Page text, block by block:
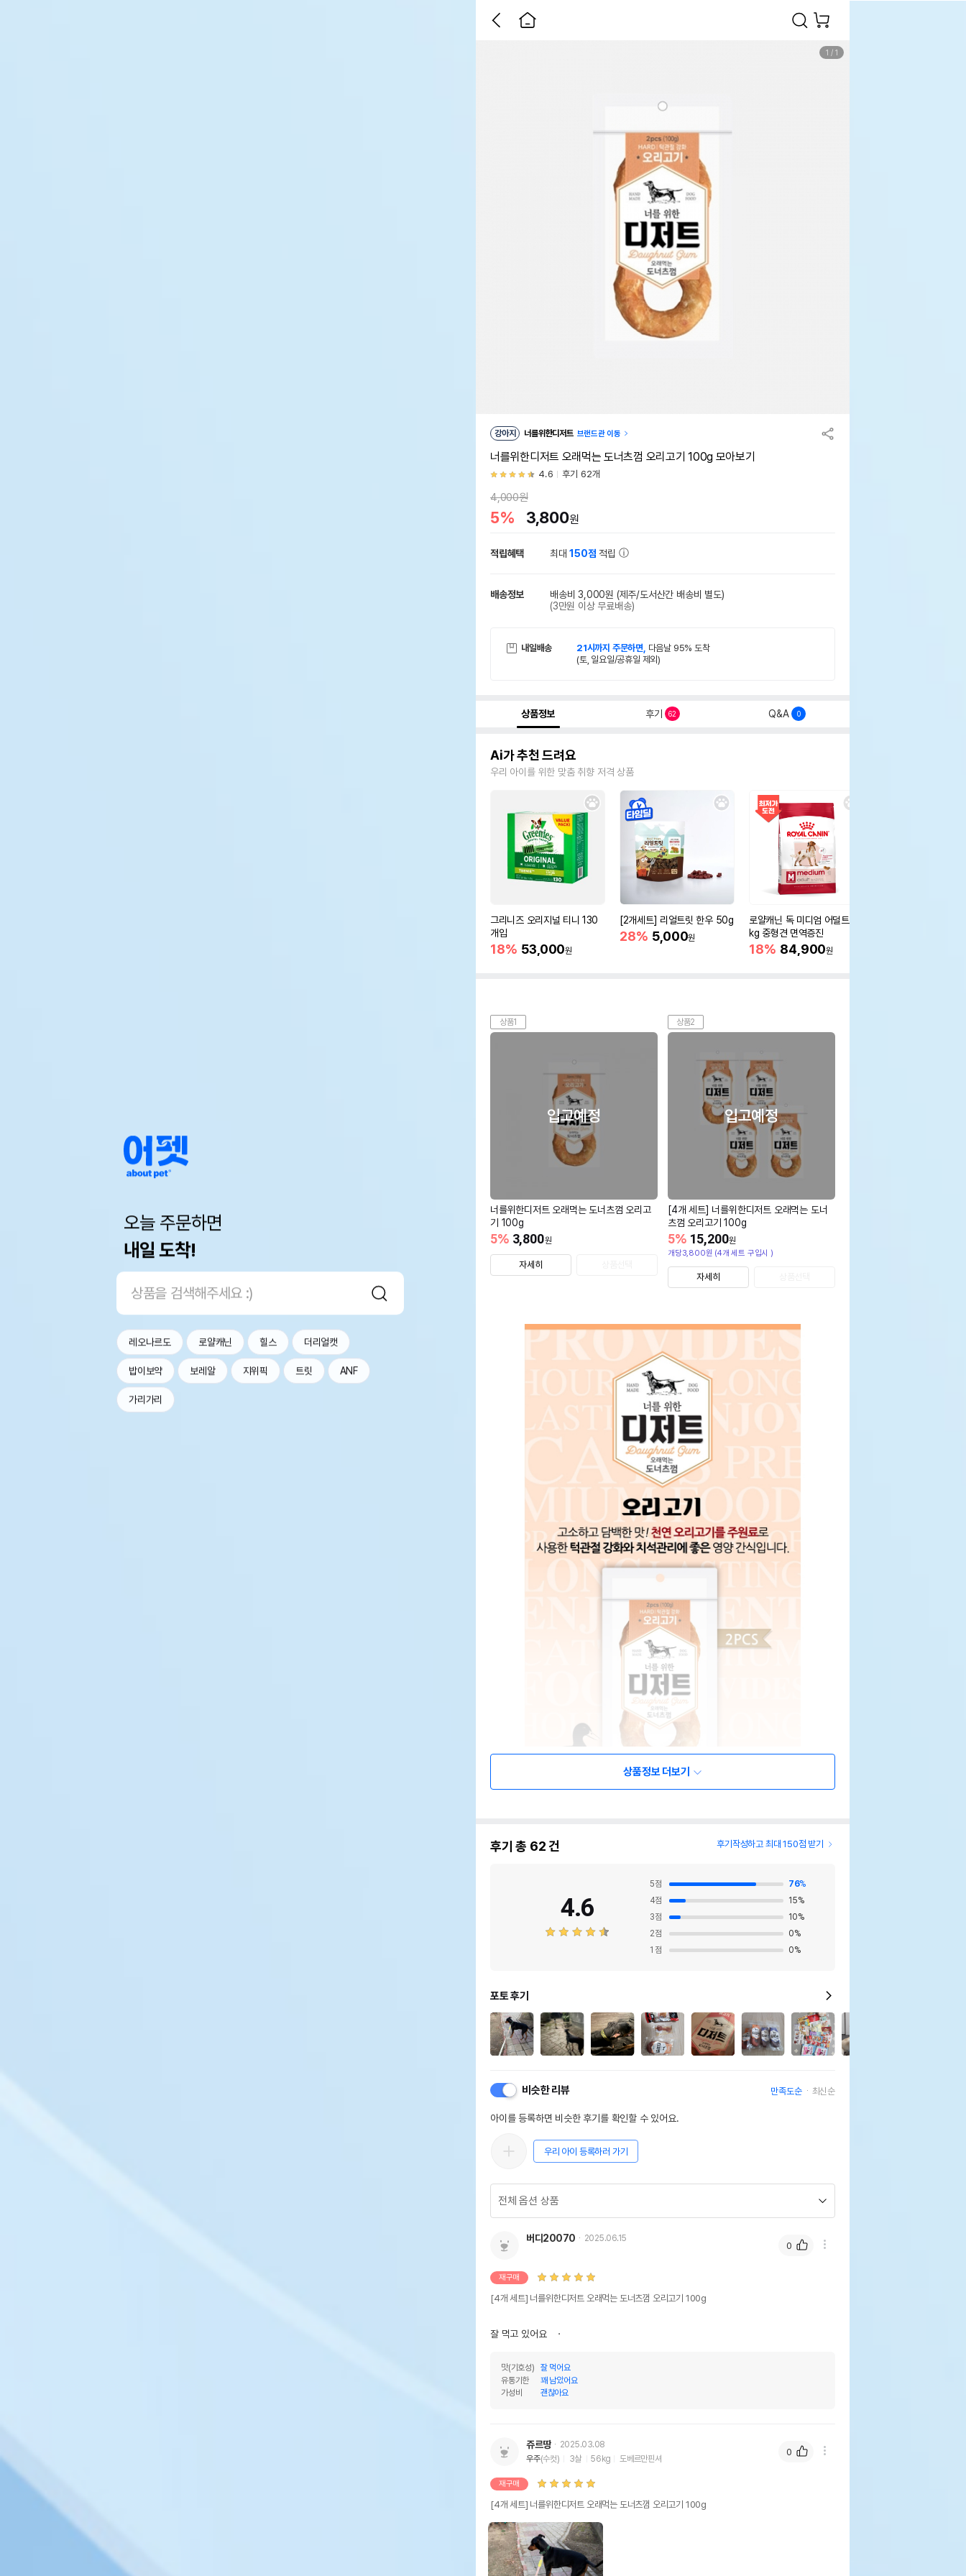
오늘 주문하면
내일 도착!
레오나르도 로얄캐닌 힐스 더리얼캣
밥이보약 보레알 지위픽 트릿 ANF
가리가리
1 / 1
강아지 너를위한디저트 브랜드관 이동
너를위한디저트 오래먹는 도너츠껌 오리고기 100g 모아보기
4.6 후기 62개
4,000원
5% 3,800원
적립혜택 최대150점 적립
배송정보 배송비 3,000원 (제주/도서산간 배송비 별도)
(3만원 이상 무료배송)
내일배송 21시까지 주문하면, 다음날 95% 도착
(토, 일요일/공휴일 제외)
상품정보 후기 62 Q&A 0
Ai가 추천 드려요
우리 아이를 위한 맞춤 취향 저격 상품
그리니즈 오리지널 티니 130
개입
18% 53,000원
[2개세트] 리얼트릿 한우 50g
28% 5,000원
로얄캐닌 독 미디엄 어덜트 10
kg 중형견 면역증진
18% 84,900원
상품1
입고예정
너를위한디저트 오래먹는 도너츠껌 오리고
기 100g
3,800원
5%
자세히
상품2
입고예정
[4개 세트] 너를위한디저트 오래먹는 도너
츠껌 오리고기 100g
15,200원
5%
개당3,800원 (4개 세트 구입시 )
자세히
상품정보 더보기
후기 총 62건 후기작성하고 최대 150점 받기
4.6
5점 76%
4점 15%
3점 10%
2점 0%
1 점 0%
포토 후기
비슷한 리뷰 만족도순 최신순
아이를 등록하면 비슷한 후기를 확인할 수 있어요.
우리 아이 등록하러 가기
버디20070 2025.06.15
재구매
[4개 세트] 너를위한디저트 오래먹는 도너츠껌 오리고기 100g
잘 먹고 있어요   ㆍ
맛(기호성)
잘 먹어요
유통기한
꽤 남았어요
가성비
괜찮아요
0
쥬르땅
2025.03.08
우주(수컷) 3살 56kg 도베르만핀셔
재구매
[4개 세트] 너를위한디저트 오래먹는 도너츠껌 오리고기 100g
0